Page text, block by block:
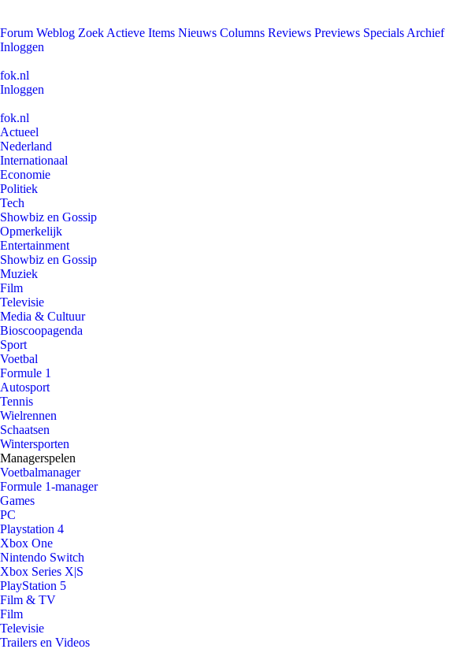
Forum Weblog Zoek Actieve Items Nieuws Columns Reviews Previews Specials Archief
Inloggen
fok.nl
Inloggen
fok.nl
Actueel
Nederland
Internationaal
Economie
Politiek
Tech
Showbiz en Gossip
Opmerkelijk
Entertainment
Showbiz en Gossip
Muziek
Film
Televisie
Media & Cultuur
Bioscoopagenda
Sport
Voetbal
Formule 1
Autosport
Tennis
Wielrennen
Schaatsen
Wintersporten
Managerspelen
Voetbalmanager
Formule 1-manager
Games
PC
Playstation 4
Xbox One
Nintendo Switch
Xbox Series X|S
PlayStation 5
Film & TV
Film
Televisie
Trailers en Videos